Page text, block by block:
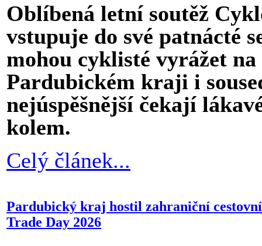
Oblíbená letní soutěž
vstupuje do své patnácté
mohou cyklisté vyrážet
Pardubickém kraji i
nejúspěšnější čekají
kolem.
Celý článek...
Pardubický kraj hostil zahraniční
Trade Day 2026